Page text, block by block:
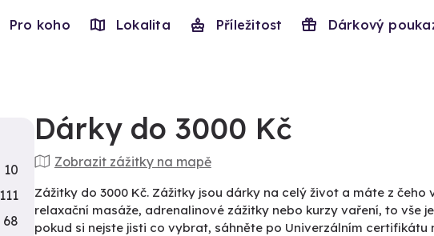
Pro koho Lokalita Příležitost Dárkový
Dárky do 3000 Kč
Zobrazit zážitky na mapě
Zážitky do 3000 Kč. Zážitky jsou dárky na celý život a máte z
relaxační masáže, adrenalinové zážitky nebo kurzy vaření, to vše
pokud si nejste jisti co vybrat, sáhněte po Univerzálním
10
111
68